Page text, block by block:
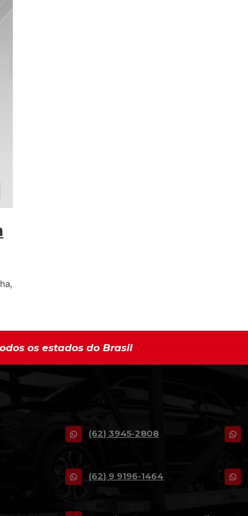
os estados do Brasil
(62) 3945-2808
(62) 9 9196-1464